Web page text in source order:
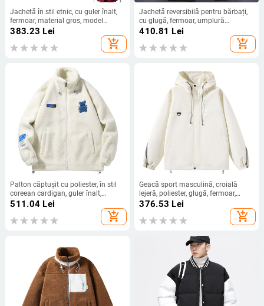
Jachetă în stil etnic, cu guler înalt,
fermoar, material gros, model
blocuri
383.23 Lei
add_shopping_cart
Jachetă reversibilă pentru bărbați,
cu glugă, fermoar, umplură
poliester, căptușeală poliester
410.81 Lei
add_shopping_cart
Palton căptușit cu poliester, în stil
coreean cardigan, guler înalt,
fermoar, buzunare laterale
511.04 Lei
add_shopping_cart
Geacă sport masculină, croială
lejeră, poliester, glugă, fermoar,
pentru toamnă
376.53 Lei
add_shopping_cart